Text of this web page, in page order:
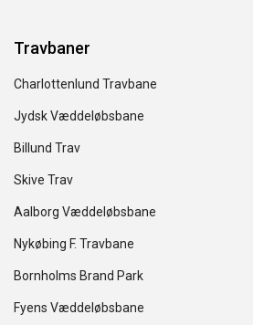
Travbaner
Charlottenlund Travbane
Jydsk Væddeløbsbane
Billund Trav
Skive Trav
Aalborg Væddeløbsbane
Nykøbing F. Travbane
Bornholms Brand Park
Fyens Væddeløbsbane